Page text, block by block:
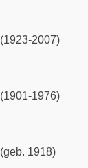
(1923-2007)
(1901-1976)
(geb. 1918)